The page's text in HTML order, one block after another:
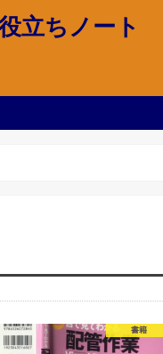
立ちノート
書籍